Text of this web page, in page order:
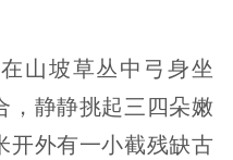
山坡草丛中弓身坐
，静静挑起三四朵嫩
开外有一小截残缺古